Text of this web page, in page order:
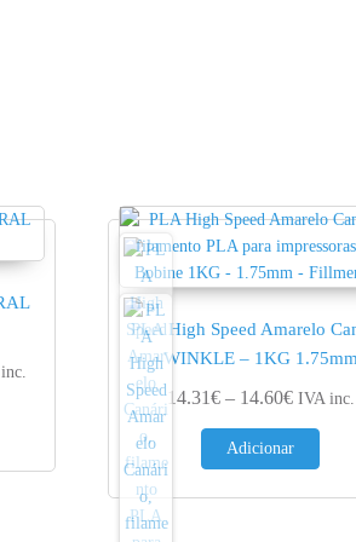
range: 13.73€ through 14.15€
PLA High Speed Amarelo
WINKLE – 1KG 1.75mm
14.31€ – 14.60€Price
IVA inc.
Adicionar